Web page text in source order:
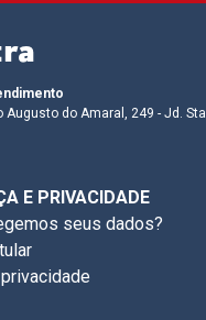
Augusto do Amaral, 249 - Jd. Sta
E PRIVACIDADE
seus dados?